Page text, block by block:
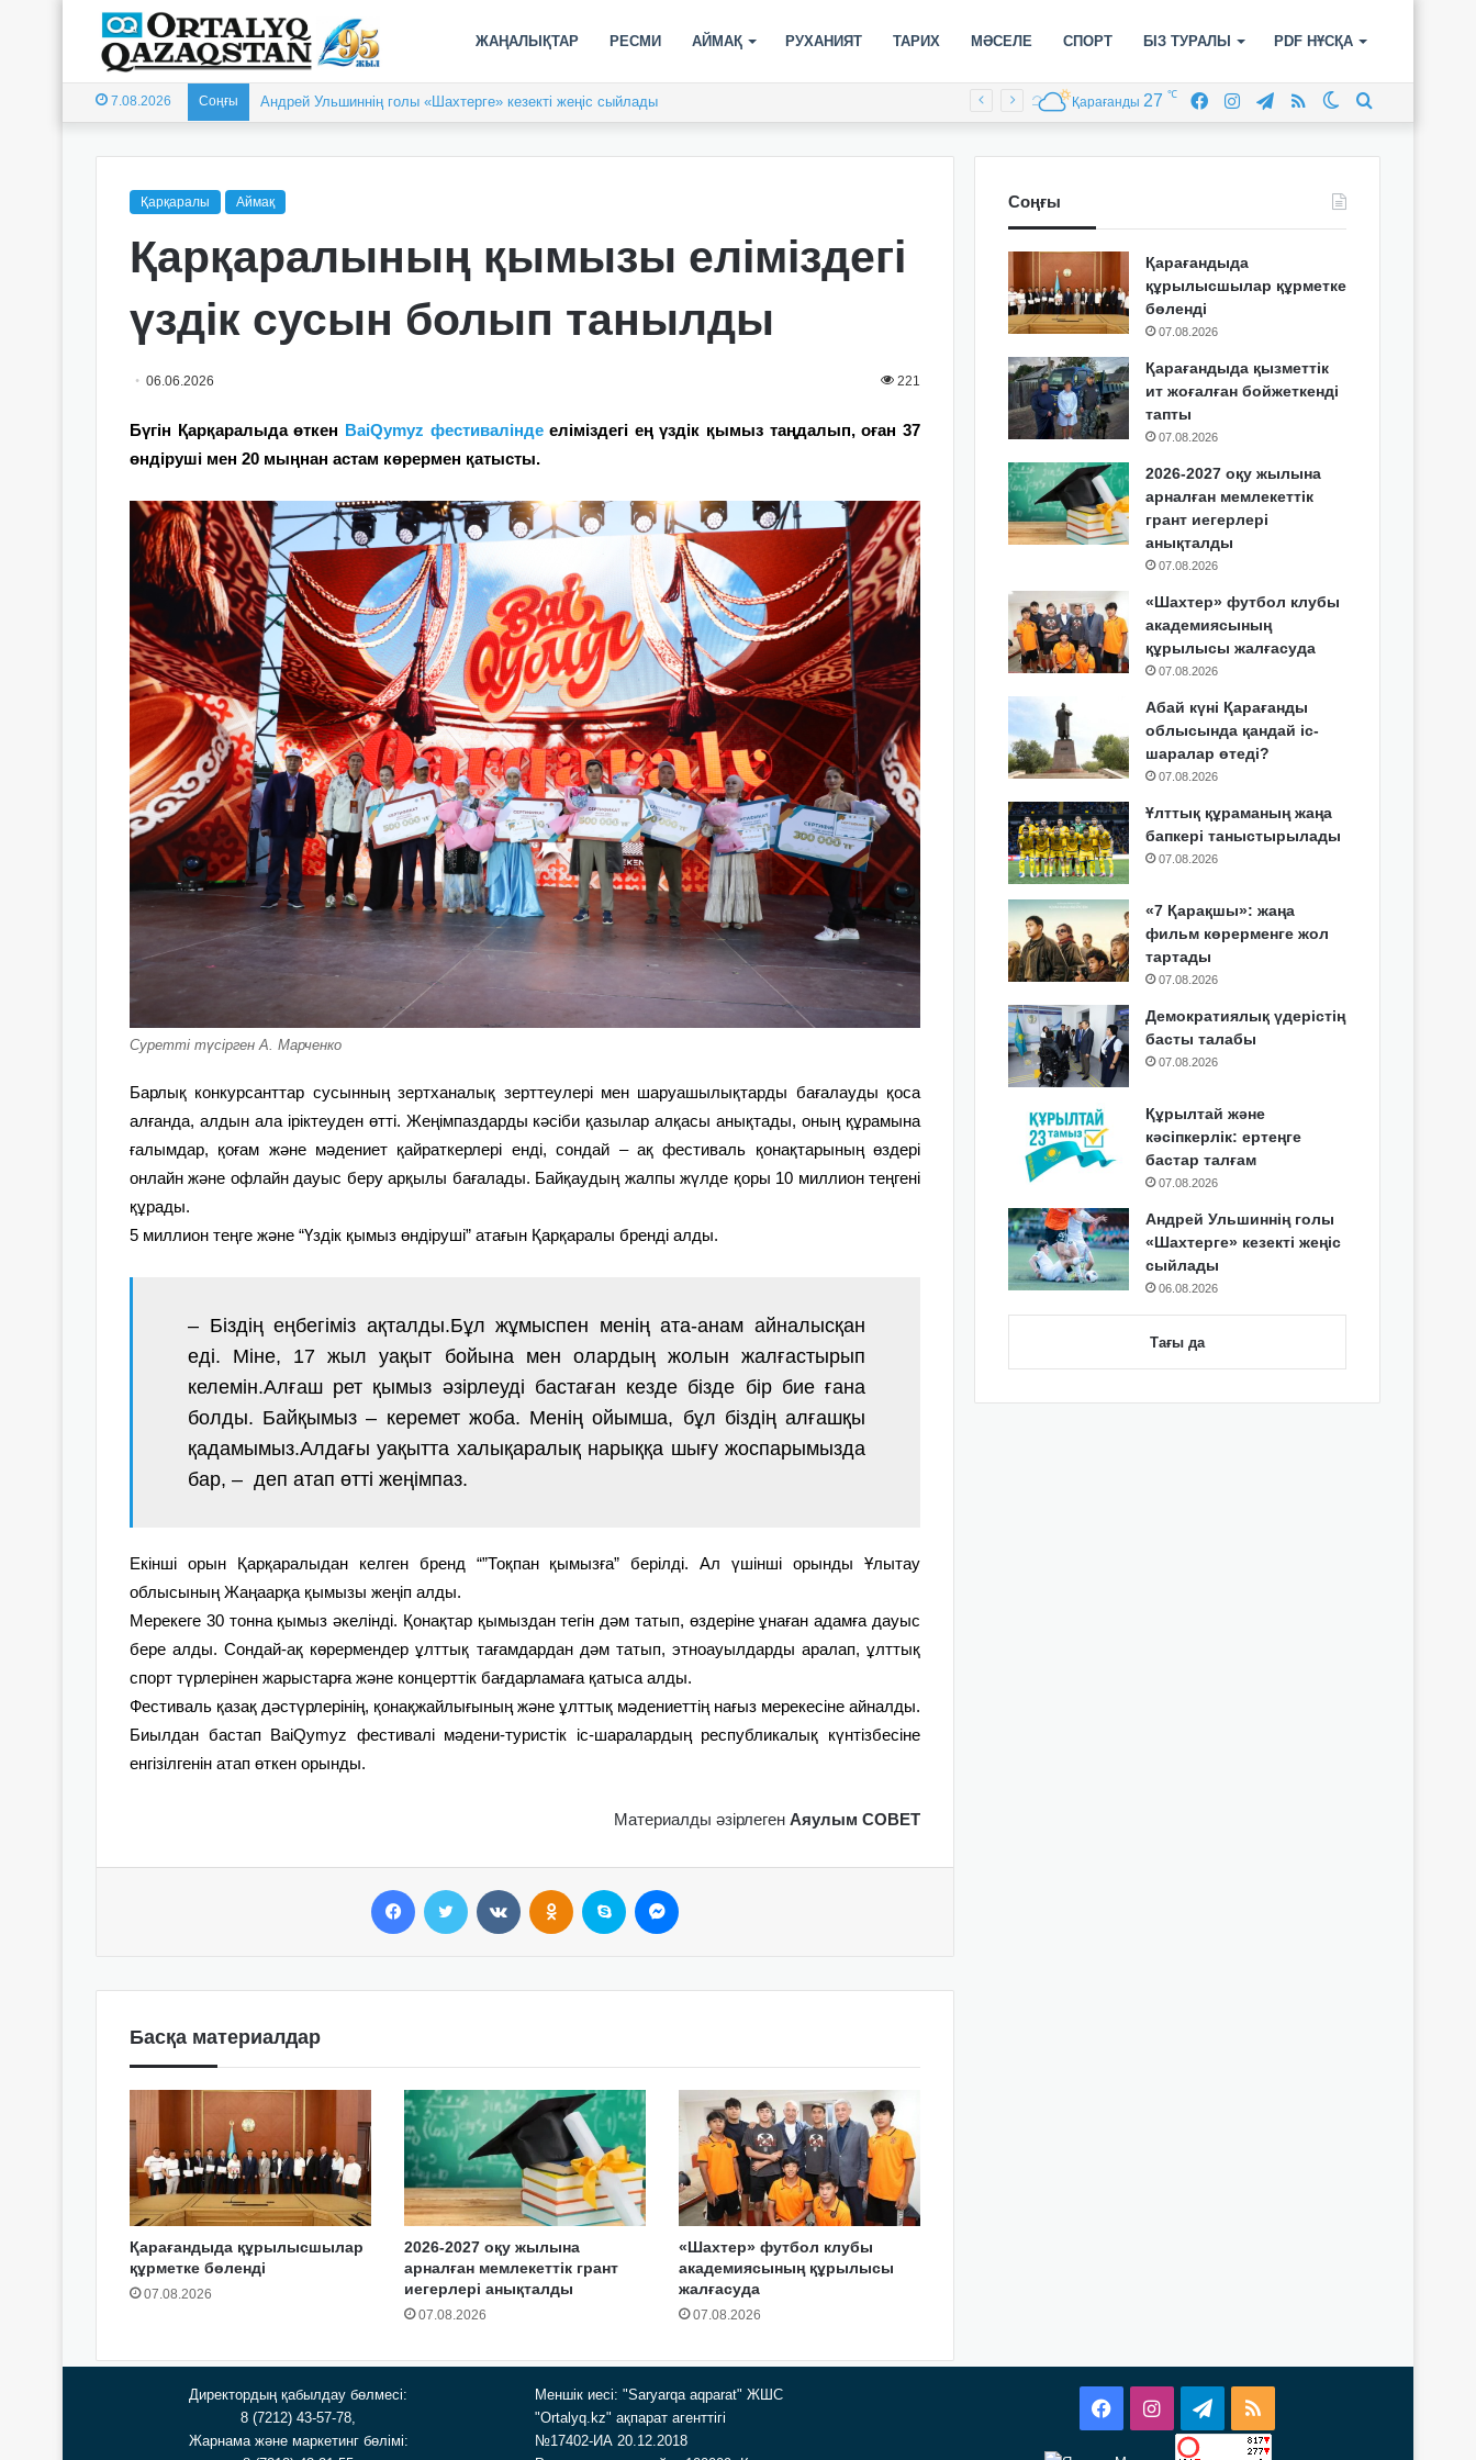
ЖАҢАЛЫҚТАР РЕСМИ АЙМАҚ РУХАНИЯТ ТАРИХ МӘСЕЛЕ СПОРТ БІЗ ТУРАЛЫ PDF НҰСҚА
7.08.2026 Соңғы Андрей Ульшиннің голы «Шахтерге» кезекті жеңіс сыйлады Switch
RSS
Telegram
Instagram
Facebook
Қарағанды 27 ℃
Қарқаралы Аймақ
Қарқаралының қымызы еліміздегі
үздік сусын болып танылды
06.06.2026 221
Бүгін Қарқаралыда өткен BaiQymyz фестиваліндееліміздегі ең үздік қымыз таңдалып, оған 37
өндіруші мен 20 мыңнан астам көрермен қатысты.
Суретті түсірген А. Марченко
Барлық конкурсанттар сусынның зертханалық зерттеулері мен шаруашылықтарды бағалауды қоса
алғанда, алдын ала іріктеуден өтті. Жеңімпаздарды кәсіби қазылар алқасы анықтады, оның құрамына
ғалымдар, қоғам және мәдениет қайраткерлері енді, сондай – ақ фестиваль қонақтарының өздері
онлайн және офлайн дауыс беру арқылы бағалады. Байқаудың жалпы жүлде қоры 10 миллион теңгені
құрады.
5 миллион теңге және “Үздік қымыз өндіруші” атағын Қарқаралы бренді алды.
– Біздің еңбегіміз ақталды.Бұл жұмыспен менің ата-анам айналысқан
еді. Міне, 17 жыл уақыт бойына мен олардың жолын жалғастырып
келемін.Алғаш рет қымыз әзірлеуді бастаған кезде бізде бір бие ғана
болды. Байқымыз – керемет жоба. Менің ойымша, бұл біздің алғашқы
қадамымыз.Алдағы уақытта халықаралық нарыққа шығу жоспарымызда
бар, – деп атап өтті жеңімпаз.
Екінші орын Қарқаралыдан келген бренд “”Тоқпан қымызға” берілді. Ал үшінші орынды Ұлытау
облысының Жаңаарқа қымызы жеңіп алды.
Мерекеге 30 тонна қымыз әкелінді. Қонақтар қымыздан тегін дәм татып, өздеріне ұнаған адамға дауыс
бере алды. Сондай-ақ көрермендер ұлттық тағамдардан дәм татып, этноауылдарды аралап, ұлттық
спорт түрлерінен жарыстарға және концерттік бағдарламаға қатыса алды.
Фестиваль қазақ дәстүрлерінің, қонақжайлығының және ұлттық мәдениеттің нағыз мерекесіне айналды.
Биылдан бастап BaiQymyz фестивалі мәдени-туристік іс-шаралардың республикалық күнтізбесіне
енгізілгенін атап өткен орынды.
Материалды әзірлеген Аяулым СОВЕТ
Басқа материалдар
Қарағандыда құрылысшылар
құрметке бөленді
07.08.2026
2026-2027 оқу жылына
арналған мемлекеттік грант
иегерлері анықталды
07.08.2026
«Шахтер» футбол клубы
академиясының құрылысы
жалғасуда
07.08.2026
Соңғы
Қарағандыда
құрылысшылар құрметке
бөленді
07.08.2026
Қарағандыда қызметтік
ит жоғалған бойжеткенді
тапты
07.08.2026
2026-2027 оқу жылына
арналған мемлекеттік
грант иегерлері
анықталды
07.08.2026
«Шахтер» футбол клубы
академиясының
құрылысы жалғасуда
07.08.2026
Абай күні Қарағанды
облысында қандай іс-
шаралар өтеді?
07.08.2026
Ұлттық құраманың жаңа
бапкері таныстырылады
07.08.2026
«7 Қарақшы»: жаңа
фильм көрерменге жол
тартады
07.08.2026
Демократиялық үдерістің
басты талабы
07.08.2026
Құрылтай және
кәсіпкерлік: ертеңге
бастар талғам
07.08.2026
Андрей Ульшиннің голы
«Шахтерге» кезекті жеңіс
сыйлады
06.08.2026
Тағы да
Директордың қабылдау бөлмесі:
8 (7212) 43-57-78,
Жарнама және маркетинг бөлімі:
Меншік иесі: "Saryarqa aqparat" ЖШС
"Ortalyq.kz" ақпарат агенттігі
№17402-ИА 20.12.2018
FacebookInstagramTelegram
RSS